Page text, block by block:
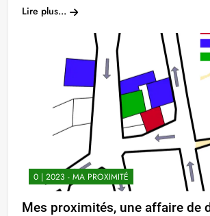
Lire plus...
0 | 2023 - MA PROXIMITÉ
Mes proximités, une affaire de